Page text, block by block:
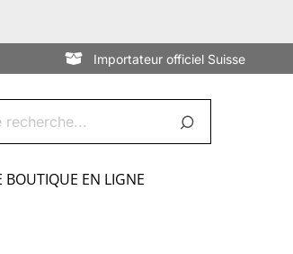
Importateur officiel Suisse
BOUTIQUE EN LIGNE